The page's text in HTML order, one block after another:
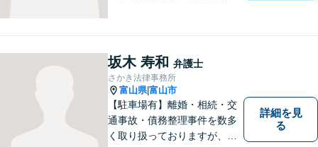
抱える前に、私と一緒に最善
策がないか考えてみません
か？【複数弁護士在籍】
坂木 寿和 弁護士
さかき法律事務所
富山県|富山市
【駐車場有】離婚・相続・交
通事故・債務整理事件を数多
く取り扱っておりますが、そ
詳細を見
る